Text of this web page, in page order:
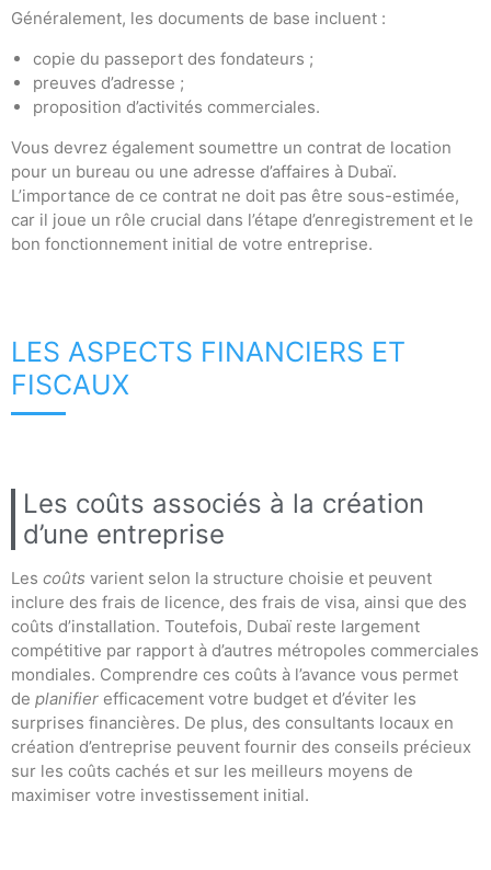
Généralement, les documents de base incluent :
copie du passeport des fondateurs ;
preuves d’adresse ;
proposition d’activités commerciales.
Vous devrez également soumettre un contrat de location
pour un bureau ou une adresse d’affaires à Dubaï.
L’importance de ce contrat ne doit pas être sous-estimée,
car il joue un rôle crucial dans l’étape d’enregistrement et le
bon fonctionnement initial de votre entreprise.
LES ASPECTS FINANCIERS ET
FISCAUX
Les coûts associés à la création
d’une entreprise
Les coûts varient selon la structure choisie et peuvent
inclure des frais de licence, des frais de visa, ainsi que des
coûts d’installation. Toutefois, Dubaï reste largement
compétitive par rapport à d’autres métropoles commerciales
mondiales. Comprendre ces coûts à l’avance vous permet
de planifier efficacement votre budget et d’éviter les
surprises financières. De plus, des consultants locaux en
création d’entreprise peuvent fournir des conseils précieux
sur les coûts cachés et sur les meilleurs moyens de
maximiser votre investissement initial.